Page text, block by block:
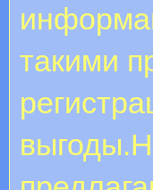
такими